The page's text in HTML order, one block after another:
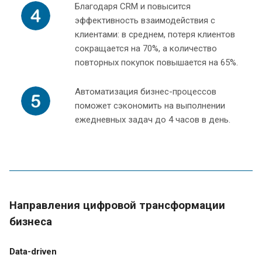
Благодаря CRM и повысится
эффективность взаимодействия с
клиентами: в среднем, потеря клиентов
сокращается на 70%, а количество
повторных покупок повышается на 65%.
Автоматизация бизнес-процессов
поможет сэкономить на выполнении
ежедневных задач до 4 часов в день.
Направления цифровой трансформации
бизнеса
Data-driven